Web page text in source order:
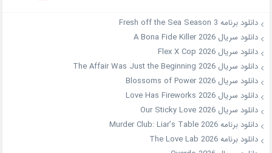
دانلود برنامه Fresh off the Sea Season 3
دانلود سریال A Bona Fide Killer 2026
دانلود سریال Flex X Cop 2026
دانلود سریال The Affair Was Just the Beginning 2026
دانلود سریال Blossoms of Power 2026
دانلود سریال Love Has Fireworks 2026
دانلود سریال Our Sticky Love 2026
دانلود برنامه Murder Club: Liar’s Table 2026
دانلود برنامه The Love Lab 2026